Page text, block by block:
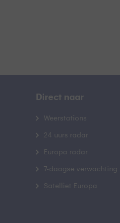
Direct naar
Weerstations
24 uurs radar
Europa radar
7-daagse verwachting
Satelliet Europa